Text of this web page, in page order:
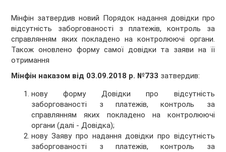
Мінфін затвердив новий Порядок надання довідки про
відсутність заборгованості з платежів, контроль за
справлянням яких покладено на контролюючі органи.
Також оновлено форму самої довідки та заяви на її
отримання
Мінфін наказом від 03.09.2018 р. №733 затвердив:
нову форму Довідки про відсутність
заборгованості з платежів, контроль за
справлянням яких покладено на контролюючі
органи (далі - Довідка);
нову Заяву про надання довідки про відсутність
заборгованості з платежів, контроль за